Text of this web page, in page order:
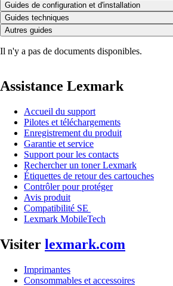
Guides de configuration et d'installation
Guides techniques
Autres guides
Il n'y a pas de documents disponibles.
Assistance Lexmark
Accueil du support
Pilotes et téléchargements
Enregistrement du produit
Garantie et service
Support pour les contacts
Rechercher un toner Lexmark
Étiquettes de retour des cartouches
Contrôler pour protéger
Avis produit
Compatibilité SE
Lexmark MobileTech
Visiter lexmark.com
Imprimantes
Consommables et accessoires